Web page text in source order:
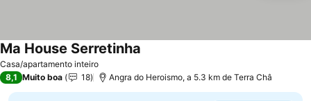
Casa/apartamento inteiro
Ma House Serretinha
8,1 Muito boa 18 Angra do Heroismo, a 5.3 km de Terra Châ